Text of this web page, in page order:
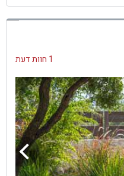
1 חוות דעת